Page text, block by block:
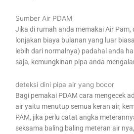
Sumber Air PDAM
Jika di rumah anda memakai Air Pam,
lonjakan biaya bulanan yang luar
lebih dari normalnya) padahal anda
saja, kemungkinan pipa anda
deteksi dini pipa air yang bocor
Bagi pemakai PDAM cara mengecek
air yaitu menutup semua keran air,
PAM, jika perlu catat angka
seksama baling baling meteran air